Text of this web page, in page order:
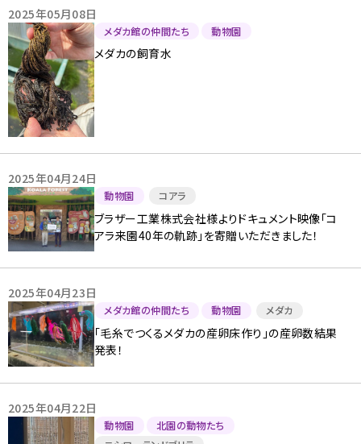
2025年05月08日
メダカ館の仲間たち 動物園
メダカの飼育水
2025年04月24日
動物園 コアラ
ブラザー工業株式会社様よりドキュメント映像「コ
アラ来園40年の軌跡」を寄贈いただきました！
2025年04月23日
メダカ館の仲間たち 動物園 メダカ
「毛糸でつくるメダカの産卵床作り」の産卵数結果
発表！
2025年04月22日
動物園
北園の動物たち